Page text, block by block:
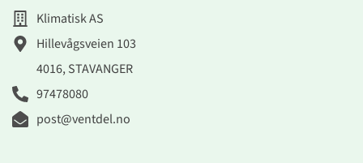
Klimatisk AS
Hillevågsveien 103
4016, STAVANGER
97478080
post@ventdel.no